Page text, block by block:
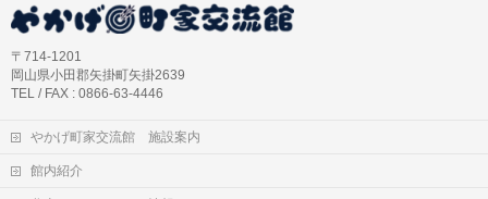
〒714-1201
岡山県小田郡矢掛町矢掛2639
TEL / FAX : 0866-63-4446
やかげ町家交流館 施設案内
館内紹介